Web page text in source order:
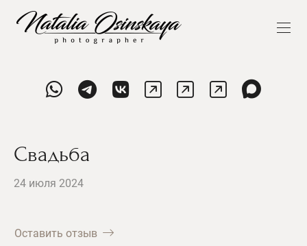
Свадьба
24 июля 2024
Оставить отзыв